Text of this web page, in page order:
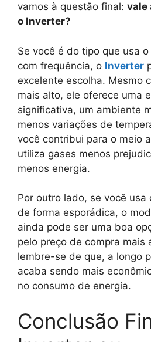
vamos à questão final: vale
o Inverter?
Se você é do tipo que usa
com frequência, o Inverter
excelente escolha. Mesmo
mais alto, ele oferece uma
significativa, um ambiente
menos variações de
você contribui para o meio
utiliza gases menos
menos energia.
Por outro lado, se você
de forma esporádica, o
ainda pode ser uma boa
pelo preço de compra mais
lembre-se de que, a longo
acaba sendo mais
no consumo de energia.
Conclusão